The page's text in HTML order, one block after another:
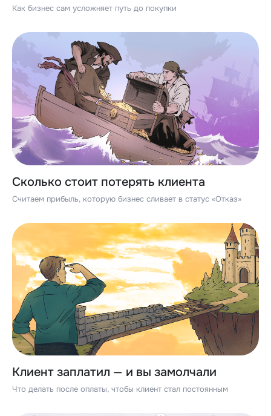
Как бизнес сам усложняет путь до покупки
Сколько стоит потерять клиента
Считаем прибыль, которую бизнес сливает в статус «Отказ»
Клиент заплатил — и вы замолчали
Что делать после оплаты, чтобы клиент стал постоянным